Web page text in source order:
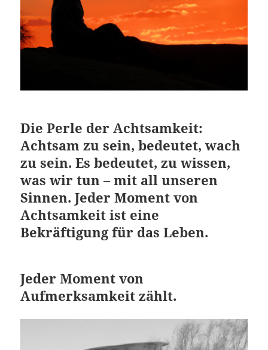
Die Perle der Achtsamkeit:
Achtsam zu sein, bedeutet, wach
zu sein. Es bedeutet, zu wissen,
was wir tun – mit all unseren
Sinnen. Jeder Moment von
Achtsamkeit ist eine
Bekräftigung für das Leben.
Jeder Moment von
Aufmerksamkeit zählt.